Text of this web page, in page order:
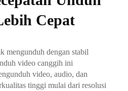
Cepat
mengunduh dengan stabil
video canggih ini
video, audio, dan
tinggi mulai dari resolusi